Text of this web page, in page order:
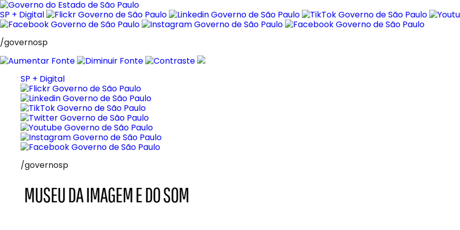
Pular
para
o
SP + Digital
/governosp
SP + Digital
/governosp